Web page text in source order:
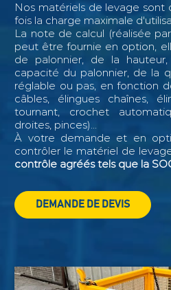
Nos matériels de levage sont
fois la charge maximale
La note de calcul (réalisée
peut être fournie en option,
de palonnier, de la
capacité du palonnier, de la
réglable ou pas, en fonction
câbles, élingues chaînes,
tournant, crochet
droites, pinces)...
À votre demande et en
contrôler le matériel de
contrôle agréés tels que la
DEMANDE DE DEVIS